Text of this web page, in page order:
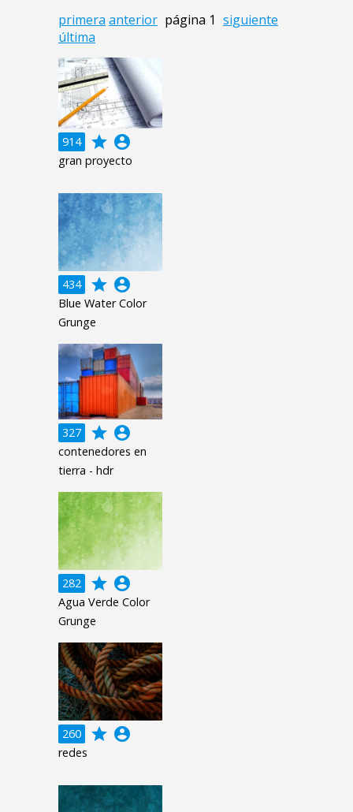
primera anterior página 1 siguiente
última
914 grade account_circle
gran proyecto
434 grade account_circle
Blue Water Color
Grunge
327 grade account_circle
contenedores en
tierra - hdr
282 grade account_circle
Agua Verde Color
Grunge
260 grade account_circle
redes